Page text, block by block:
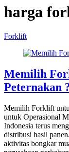
harga
Forklift
Memilih
Peternakan
Memilih Forklift
untuk Operasional
Indonesia terus
distribusi hasil
aktivitas bongkar